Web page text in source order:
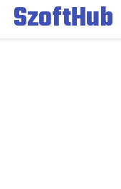
SzoftHub